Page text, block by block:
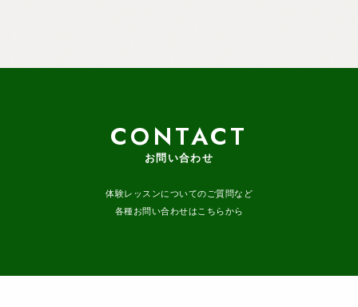
CONTACT
お問い合わせ
体験レッスンについてのご質問など
各種お問い合わせはこちらから